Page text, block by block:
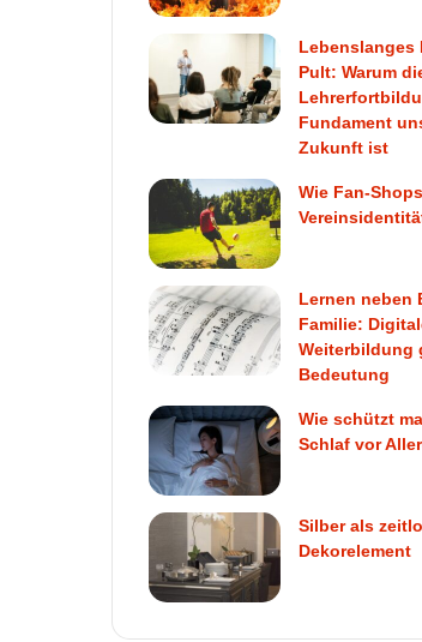
Lebenslanges
Pult: Warum
Fundament
Zukunft ist
Wie Fan-
Lernen neben
Familie:
Weiterbildung
Bedeutung
Wie schützt
Schlaf vor
Silber als
Dekorelement